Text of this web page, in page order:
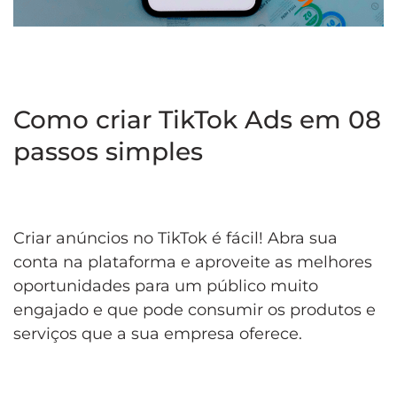
Como criar TikTok Ads em 08
passos simples
Criar anúncios no TikTok é fácil! Abra sua
conta na plataforma e aproveite as melhores
oportunidades para um público muito
engajado e que pode consumir os produtos e
serviços que a sua empresa oferece.